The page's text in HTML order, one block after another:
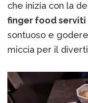
che inizia con la
finger food
sontuoso e
miccia per il